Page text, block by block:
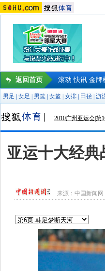
返回首页 滚动 快讯 金牌
男足 女足 男篮 女篮 女排 田径 游
2010广州亚运会|第
亚运十大经典
来源： 中国新闻网